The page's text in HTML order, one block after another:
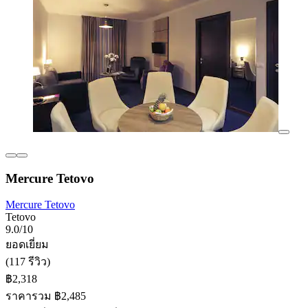
Mercure Tetovo
Mercure Tetovo
Tetovo
9.0/10
ยอดเยี่ยม
(117 รีวิว)
฿2,318
ราคารวม ฿2,485